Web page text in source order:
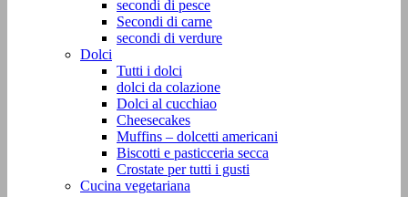
secondi di pesce
Secondi di carne
secondi di verdure
Dolci
Tutti i dolci
dolci da colazione
Dolci al cucchiao
Cheesecakes
Muffins – dolcetti americani
Biscotti e pasticceria secca
Crostate per tutti i gusti
Cucina vegetariana